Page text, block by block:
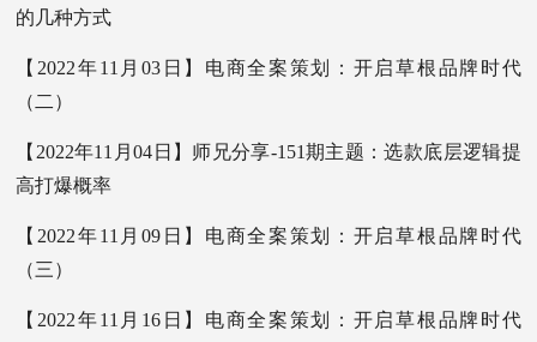
的几种方式
【2022年11月03日】电商全案策划：开启草根品牌时代
（二）
【2022年11月04日】师兄分享-151期主题：选款底层逻辑提
高打爆概率
【2022年11月09日】电商全案策划：开启草根品牌时代
（三）
【2022年11月16日】电商全案策划：开启草根品牌时代